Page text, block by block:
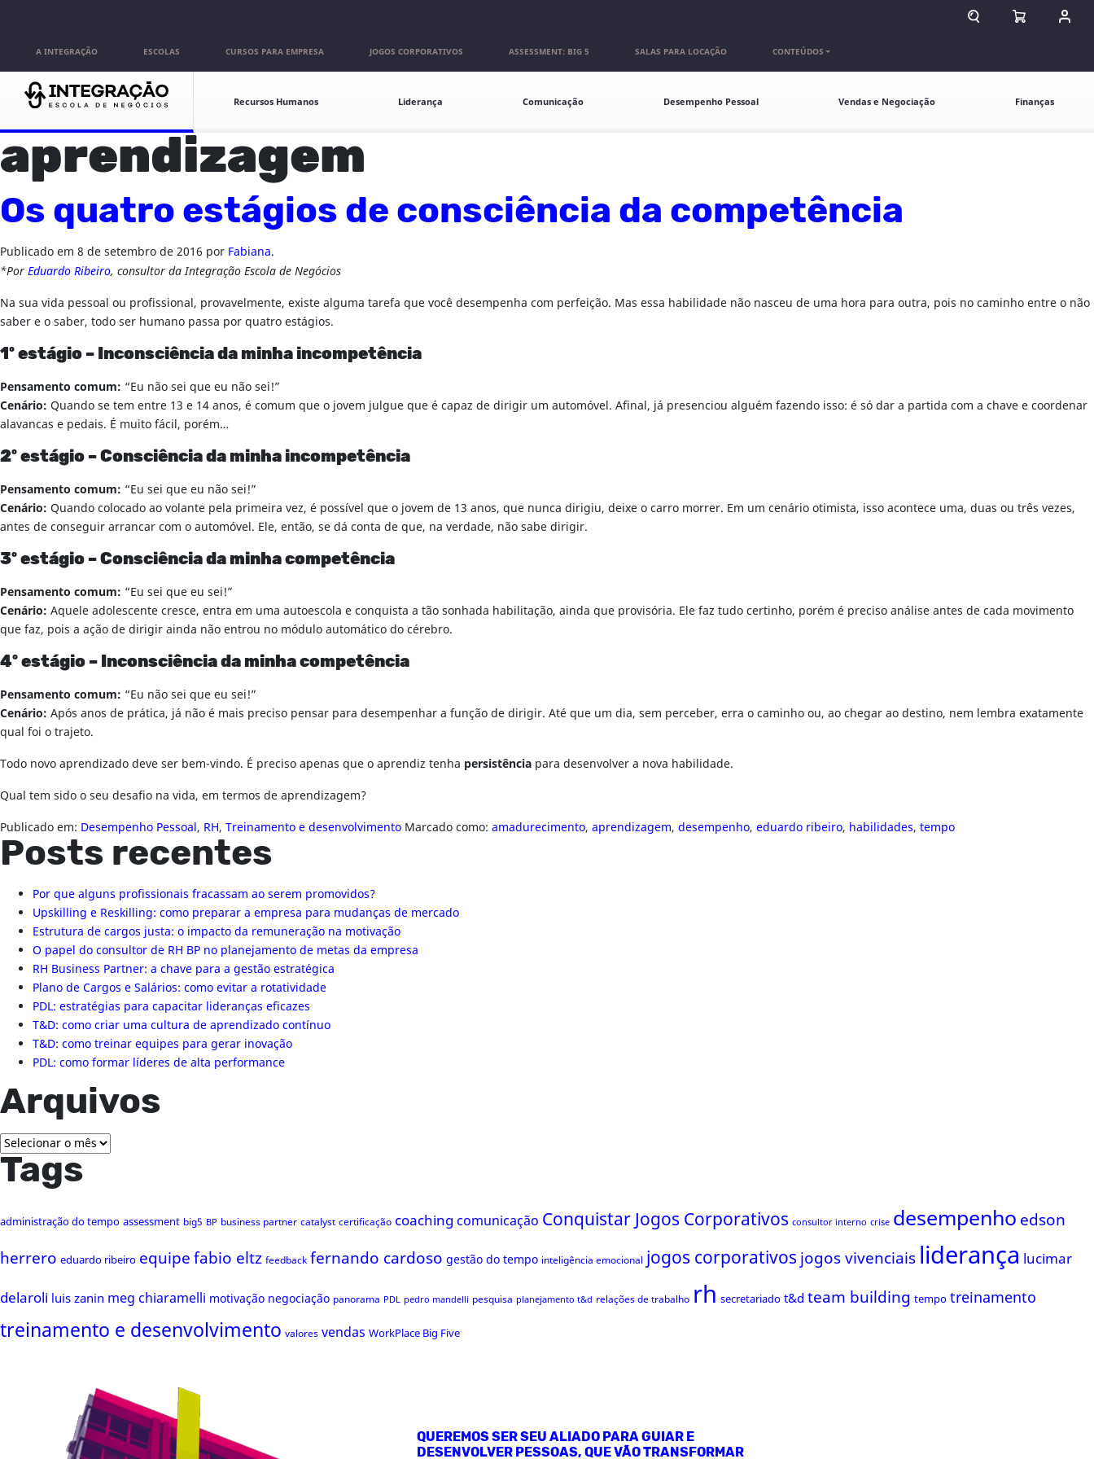
ABRIR CAMPO DE
ABRIR
A INTEGRAÇÃO ESCOLAS CURSOS PARA EMPRESA JOGOS CORPORATIVOS ASSESSMENT: BIG 5 SALAS PARA LOCAÇÃO CONTEÚDOS
Escolas
Recursos Humanos Liderança Comunicação Desempenho Pessoal Vendas e Negociação Finanças
aprendizagem
Os quatro estágios de consciência da competência
Publicado em 8 de setembro de 2016 por Fabiana.
*Por Eduardo Ribeiro, consultor da Integração Escola de Negócios
Na sua vida pessoal ou profissional, provavelmente, existe alguma tarefa que você desempenha com perfeição. Mas essa habilidade não nasceu de uma hora para outra, pois no caminho entre o não
saber e o saber, todo ser humano passa por quatro estágios.
1º estágio – Inconsciência da minha incompetência
Pensamento comum: “Eu não sei que eu não sei!”
Cenário: Quando se tem entre 13 e 14 anos, é comum que o jovem julgue que é capaz de dirigir um automóvel. Afinal, já presenciou alguém fazendo isso: é só dar a partida com a chave e coordenar
alavancas e pedais. É muito fácil, porém…
2º estágio – Consciência da minha incompetência
Pensamento comum: “Eu sei que eu não sei!”
Cenário: Quando colocado ao volante pela primeira vez, é possível que o jovem de 13 anos, que nunca dirigiu, deixe o carro morrer. Em um cenário otimista, isso acontece uma, duas ou três vezes,
antes de conseguir arrancar com o automóvel. Ele, então, se dá conta de que, na verdade, não sabe dirigir.
3º estágio – Consciência da minha competência
Pensamento comum: “Eu sei que eu sei!”
Cenário: Aquele adolescente cresce, entra em uma autoescola e conquista a tão sonhada habilitação, ainda que provisória. Ele faz tudo certinho, porém é preciso análise antes de cada movimento
que faz, pois a ação de dirigir ainda não entrou no módulo automático do cérebro.
4º estágio – Inconsciência da minha competência
Pensamento comum: “Eu não sei que eu sei!”
Cenário: Após anos de prática, já não é mais preciso pensar para desempenhar a função de dirigir. Até que um dia, sem perceber, erra o caminho ou, ao chegar ao destino, nem lembra exatamente
qual foi o trajeto.
Todo novo aprendizado deve ser bem-vindo. É preciso apenas que o aprendiz tenha persistência para desenvolver a nova habilidade.
Qual tem sido o seu desafio na vida, em termos de aprendizagem?
Publicado em: Desempenho Pessoal, RH, Treinamento e desenvolvimento Marcado como: amadurecimento, aprendizagem, desempenho, eduardo ribeiro, habilidades, tempo
Posts recentes
Por que alguns profissionais fracassam ao serem promovidos?
Upskilling e Reskilling: como preparar a empresa para mudanças de mercado
Estrutura de cargos justa: o impacto da remuneração na motivação
O papel do consultor de RH BP no planejamento de metas da empresa
RH Business Partner: a chave para a gestão estratégica
Plano de Cargos e Salários: como evitar a rotatividade
PDL: estratégias para capacitar lideranças eficazes
T&D: como criar uma cultura de aprendizado contínuo
T&D: como treinar equipes para gerar inovação
PDL: como formar líderes de alta performance
Arquivos
Arquivos
Tags
administração do tempo assessment big5 BP business partner catalyst certificação coaching comunicação Conquistar Jogos Corporativos consultor interno crise desempenho edson
herrero eduardo ribeiro equipefabio eltz feedback fernando cardoso gestão do tempo inteligência emocional jogos corporativos jogos vivenciais liderança lucimar
delaroli luis zanin meg chiaramelli motivação negociação panorama PDL pedro mandelli pesquisa planejamento t&d relações de trabalho rh secretariado t&d team building tempo treinamento
treinamento e desenvolvimento valores vendas WorkPlace Big Five
QUEREMOS SER SEU ALIADO PARA GUIAR E
DESENVOLVER PESSOAS, QUE VÃO TRANSFORMAR